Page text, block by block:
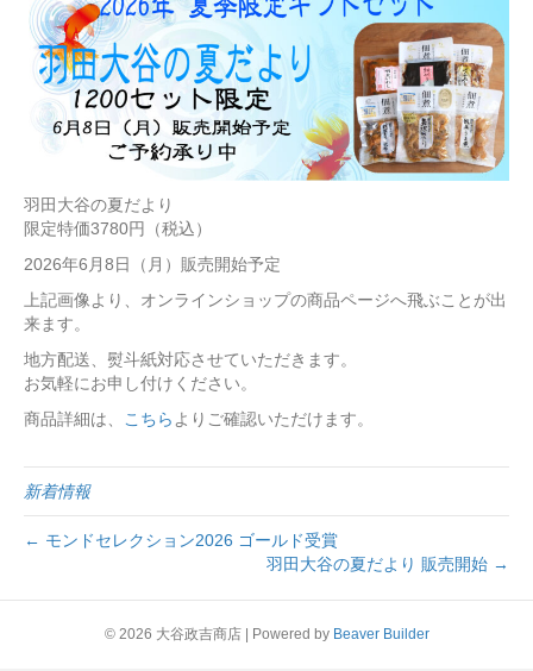
羽田大谷の夏だより
限定特価3780円（税込）
2026年6月8日（月）販売開始予定
上記画像より、オンラインショップの商品ページへ飛ぶことが出
来ます。
地方配送、熨斗紙対応させていただきます。
お気軽にお申し付けください。
商品詳細は、
こちら よりご確認いただけます。
新着情報
← モンドセレクション2026 ゴールド受賞
羽田大谷の夏だより 販売開始 →
© 2026 大谷政吉商店 Powered by Beaver Builder